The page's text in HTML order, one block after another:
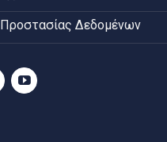
Προστασίας Δεδομένων